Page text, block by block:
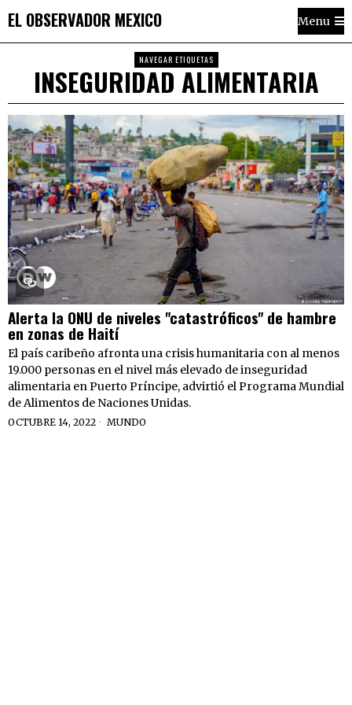
EL OBSERVADOR MEXICO Menu
NAVEGAR ETIQUETAS
INSEGURIDAD ALIMENTARIA
Alerta la ONU de niveles "catastróficos" de hambre
en zonas de Haití
El país caribeño afronta una crisis humanitaria con al menos
19.000 personas en el nivel más elevado de inseguridad
alimentaria en Puerto Príncipe, advirtió el Programa Mundial
de Alimentos de Naciones Unidas.
OCTUBRE 14, 2022 MUNDO